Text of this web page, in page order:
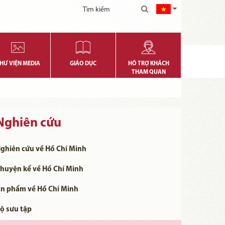
VIỆN MEDIA GIÁO DỤC
HỖ TRỢ KHÁCH
THAM QUAN
cứu
cứu về Hồ Chí Minh
kể về Hồ Chí Minh
phẩm về Hồ Chí Minh
sưu tập